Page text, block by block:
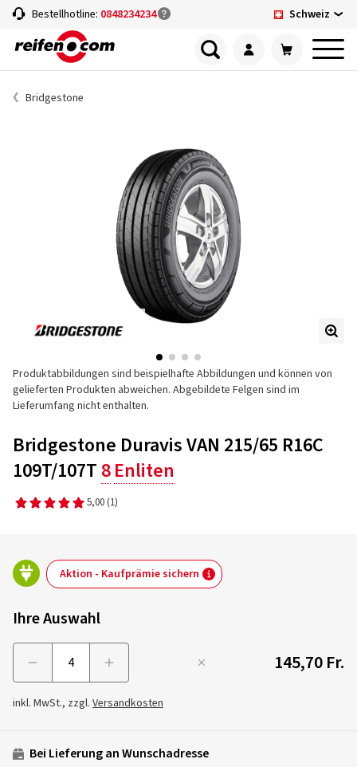
Bestellhotline: 0848234234 Schweiz
Bridgestone
Produktabbildungen sind beispielhafte Abbildungen und können von
gelieferten Produkten abweichen. Abgebildete Felgen sind im
Lieferumfang nicht enthalten.
Bridgestone Duravis VAN 215/65 R16C
109T/107T 8Enliten
5,00 (1)
Aktion - Kaufprämie sichern
Ihre Auswahl
145,70 Fr.
inkl. MwSt., zzgl. Versandkosten
Bei Lieferung an Wunschadresse